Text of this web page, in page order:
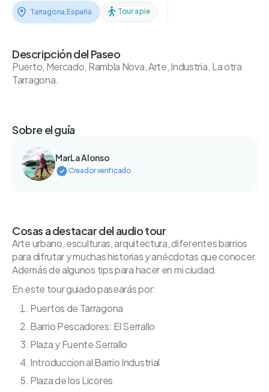
Tarragona ,España Tour a pie
Descripción del Paseo
Puerto, Mercado, Rambla Nova, Arte, Industria. La otra
Tarragona.
Sobre el guía
MarLa Alonso
Creador verificado
Cosas a destacar del audio tour
Arte urbano, esculturas, arquitectura, diferentes barrios
para difrutar y muchas historias y anécdotas que conocer.
Además de algunos tips para hacer en mi ciudad.
En este tour guiado pasearás por:
Puertos de Tarragona
Barrio Pescadores: El Serrallo
Plaza y Fuente Serrallo
Introduccion al Barrio Industrial
Plaza de los Licores